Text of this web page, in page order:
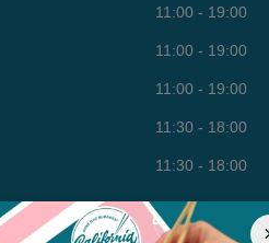
11:00 - 19:00
11:00 - 19:00
11:00 - 19:00
11:30 - 18:00
11:30 - 18:00